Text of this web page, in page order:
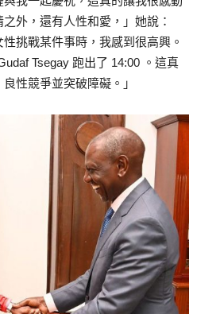
外，還有人性和愛，」她說：
性挑戰某件事時，我感到很高興。
Tsegay 跑出了 14:00 。這真
性競爭並突破障礙。」